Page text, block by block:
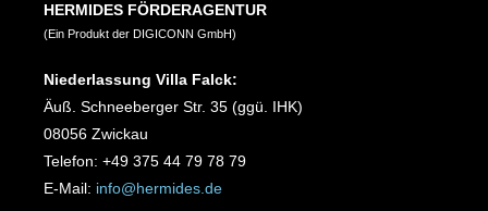
HERMIDES FÖRDERAGENTUR
(Ein Produkt der DIGICONN GmbH)
Niederlassung Villa Falck:
Äuß. Schneeberger Str. 35 (ggü. IHK)
08056 Zwickau
Telefon: +49 375 44 79 78 79
E-Mail: info@hermides.de